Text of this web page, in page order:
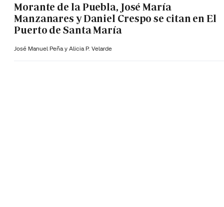
Morante de la Puebla, José María
Manzanares y Daniel Crespo se citan en El
Puerto de Santa María
José Manuel Peña y Alicia P. Velarde